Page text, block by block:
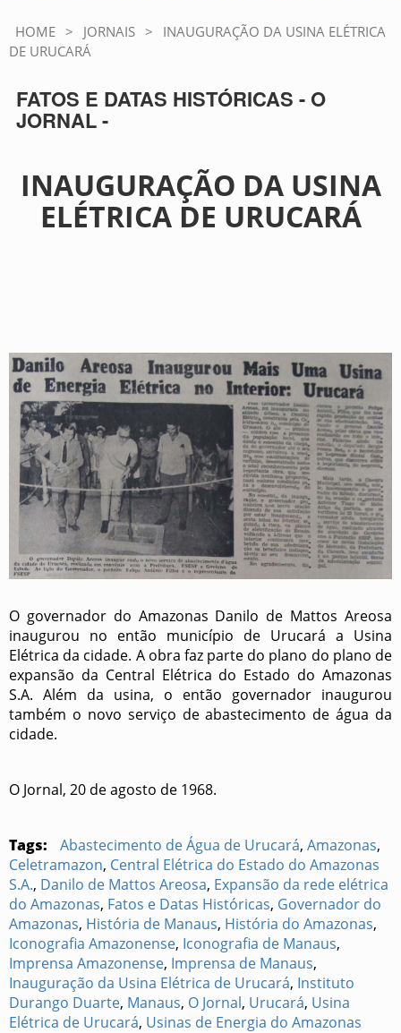
HOME > JORNAIS >
INAUGURAÇÃO DA USINA ELÉTRICA
DE URUCARÁ
FATOS E DATAS HISTÓRICAS - O
JORNAL -
INAUGURAÇÃO DA USINA
ELÉTRICA DE URUCARÁ
O governador do Amazonas Danilo de Mattos Areosa
inaugurou no então município de Urucará a Usina
Elétrica da cidade. A obra faz parte do plano do plano de
expansão da Central Elétrica do Estado do Amazonas
S.A. Além da usina, o então governador inaugurou
também o novo serviço de abastecimento de água da
cidade.
O Jornal, 20 de agosto de 1968.
Tags: Abastecimento de Água de Urucará, Amazonas,
Celetramazon, Central Elétrica do Estado do Amazonas
S.A., Danilo de Mattos Areosa, Expansão da rede elétrica
do Amazonas, Fatos e Datas Históricas, Governador do
Amazonas, História de Manaus, História do Amazonas,
Iconografia Amazonense, Iconografia de Manaus,
Imprensa Amazonense, Imprensa de Manaus,
Inauguração da Usina Elétrica de Urucará, Instituto
Durango Duarte, Manaus, O Jornal, Urucará, Usina
Elétrica de Urucará, Usinas de Energia do Amazonas